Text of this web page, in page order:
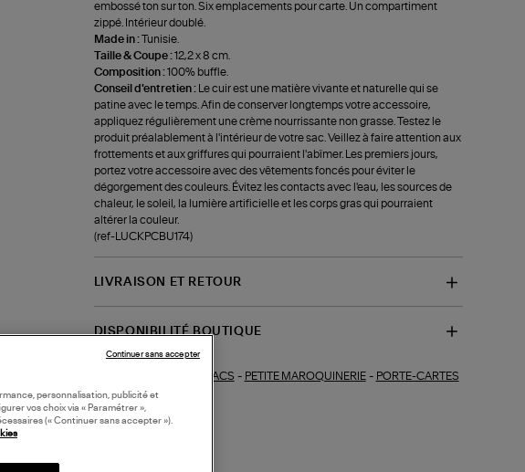
embossé ton sur ton. Six emplacements pour carte. Un compartiment
zippé. Intérieur doublé.
Made in :
Tunisie.
Taille & Coupe :12,2 x 8 cm.
Composition :100% buffle.
Conseil d'entretien :
Le cuir est une matière vivante et naturelle qui se
patine avec le temps. Afin de conserver longtemps votre accessoire,
appliquez régulièrement une crème nourrissante non grasse. Testez le
produit préalablement à l'intérieur de votre sac. Veillez à faire attention aux
frottements et aux griffures qui pourraient l'abîmer. Les premiers jours,
portez votre accessoire avec des vêtements foncés pour éviter le
dégorgement des couleurs. Évitez les contacts avec l'eau, les sources de
chaleur, le soleil, la lumière artificielle et les corps gras qui pourraient
altérer la couleur.
(ref-LUCKPCBU174)
LIVRAISON ET RETOUR
DISPONIBILITÉ BOUTIQUE
SACS - PETITE MAROQUINERIE- PORTE-CARTES
personnalisation, publicité et
vos choix via « Paramétrer »,
(« Continuer sans accepter »).
Continuer sans accepter